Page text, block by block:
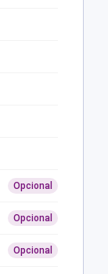
Opcional
Opcional
Opcional